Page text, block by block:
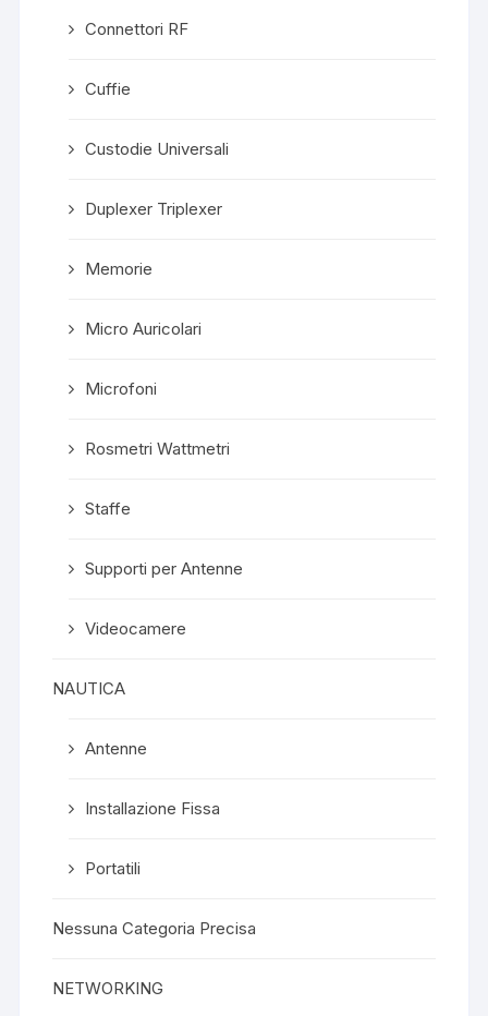
Connettori RF
Cuffie
Custodie Universali
Duplexer Triplexer
Memorie
Micro Auricolari
Microfoni
Rosmetri Wattmetri
Staffe
Supporti per Antenne
Videocamere
NAUTICA
Antenne
Installazione Fissa
Portatili
Nessuna Categoria Precisa
NETWORKING